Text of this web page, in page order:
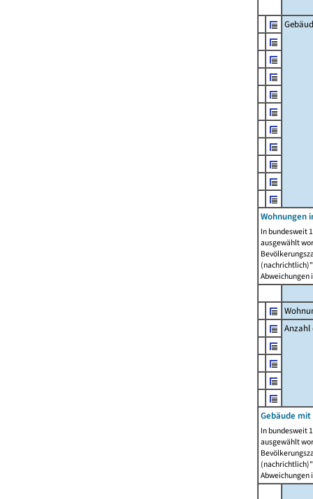
Wohnungen
In bundesweit
ausgewählt
Abweichungen
Anzahl
Gebäude
In bundesweit
ausgewählt
Abweichungen